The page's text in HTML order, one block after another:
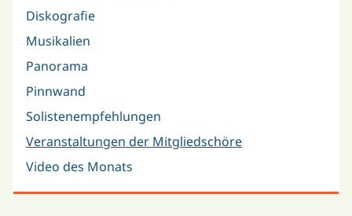
Diskografie
Musikalien
Panorama
Pinnwand
Solistenempfehlungen
Veranstaltungen der Mitgliedschöre
Video des Monats